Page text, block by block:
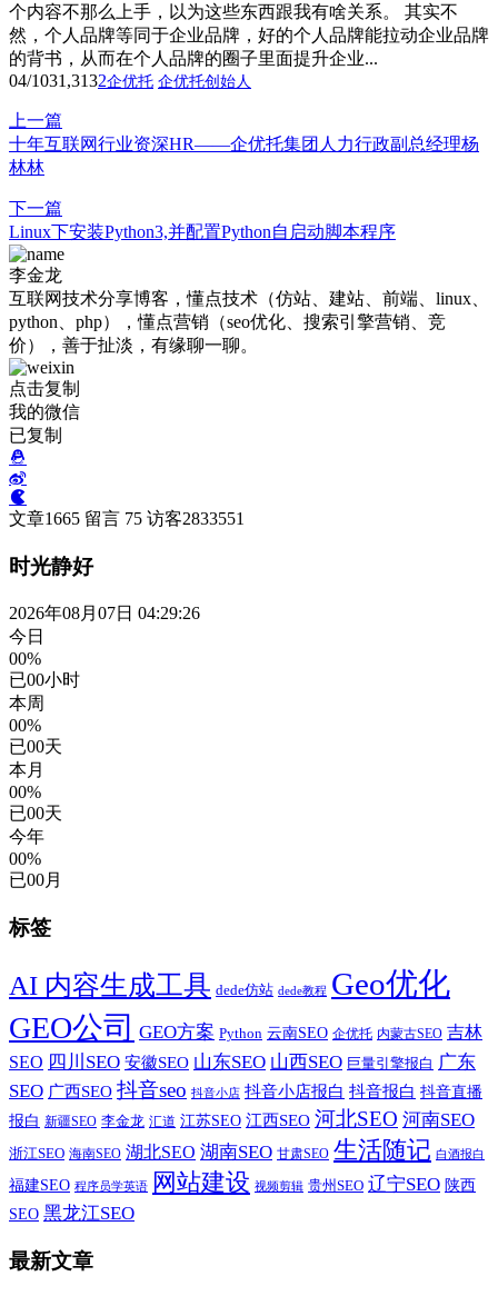
个内容不那么上手，以为这些东西跟我有啥关系。 其实不
然，个人品牌等同于企业品牌，好的个人品牌能拉动企业品牌
的背书，从而在个人品牌的圈子里面提升企业...
04/1031,3132企优托 企优托创始人
上一篇
十年互联网行业资深HR——企优托集团人力行政副总经理杨
林林
下一篇
Linux下安装Python3,并配置Python自启动脚本程序
李金龙
互联网技术分享博客，懂点技术（仿站、建站、前端、linux、
python、php），懂点营销（seo优化、搜索引擎营销、竞
价），善于扯淡，有缘聊一聊。
点击复制
我的微信
已复制
文章1665 留言 75 访客2833551
时光静好
2026年08月07日 04:29:26
今日
00%
已00小时
本周
00%
已00天
本月
00%
已00天
今年
00%
已00月
标签
AI 内容生成工具 dede仿站 dede教程 Geo优化
GEO公司 GEO方案 Python 云南SEO 企优托 内蒙古SEO 吉林
SEO 四川SEO 安徽SEO 山东SEO 山西SEO 巨量引擎报白 广东
SEO 广西SEO 抖音seo 抖音小店 抖音小店报白 抖音报白 抖音直播
报白 新疆SEO 李金龙 汇道 江苏SEO 江西SEO 河北SEO 河南SEO
浙江SEO 海南SEO 湖北SEO 湖南SEO 甘肃SEO 生活随记 白酒报白
福建SEO 程序员学英语 网站建设 视频剪辑 贵州SEO 辽宁SEO 陕西
SEO 黑龙江SEO
最新文章